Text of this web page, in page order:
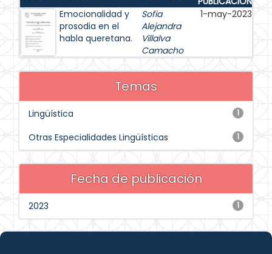
Emocionalidad y
prosodia en el
habla queretana.
Sofia
Alejandra
Villalva
Camacho
1-may-2023
Temas
1
Lingüística
1
Otras Especialidades Lingüísticas
Fecha de publicación
1
2023